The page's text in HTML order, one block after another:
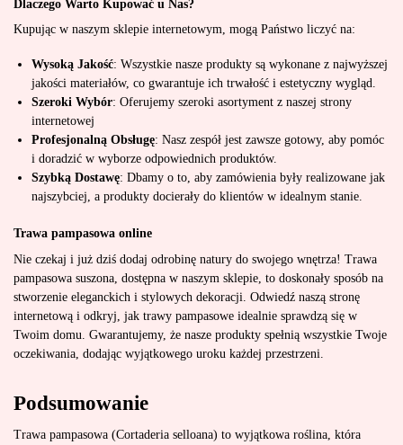
Dlaczego Warto Kupować u Nas?
Kupując w naszym sklepie internetowym, mogą Państwo liczyć na:
Wysoką Jakość: Wszystkie nasze produkty są wykonane z najwyższej
jakości materiałów, co gwarantuje ich trwałość i estetyczny wygląd.
Szeroki Wybór: Oferujemy szeroki asortyment z naszej strony
internetowej
Profesjonalną Obsługę: Nasz zespół jest zawsze gotowy, aby pomóc
i doradzić w wyborze odpowiednich produktów.
Szybką Dostawę: Dbamy o to, aby zamówienia były realizowane jak
najszybciej, a produkty docierały do klientów w idealnym stanie.
Trawa pampasowa online
Nie czekaj i już dziś dodaj odrobinę natury do swojego wnętrza! Trawa
pampasowa suszona, dostępna w naszym sklepie, to doskonały sposób na
stworzenie eleganckich i stylowych dekoracji. Odwiedź naszą stronę
internetową i odkryj, jak trawy pampasowe idealnie sprawdzą się w
Twoim domu. Gwarantujemy, że nasze produkty spełnią wszystkie Twoje
oczekiwania, dodając wyjątkowego uroku każdej przestrzeni.
Podsumowanie
Trawa pampasowa (Cortaderia selloana) to wyjątkowa roślina, która